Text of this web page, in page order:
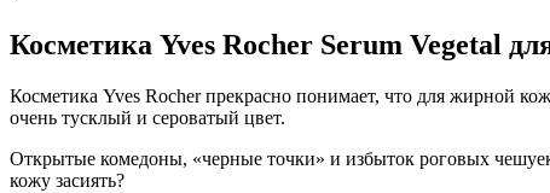
Косметика Yves Rocher Serum Vegetal
Косметика Yves Rocher прекрасно понимает, что для жирной
очень тусклый и сероватый цвет.
Открытые комедоны, «черные точки» и избыток роговых
кожу засиять?